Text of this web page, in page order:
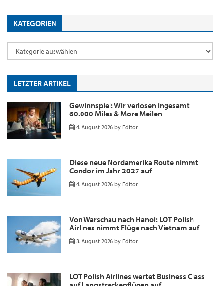
KATEGORIEN
LETZTER ARTIKEL
Gewinnspiel: Wir verlosen ingesamt
60.000 Miles & More Meilen
4. August 2026 by Editor
Diese neue Nordamerika Route nimmt
Condor im Jahr 2027 auf
4. August 2026 by Editor
Von Warschau nach Hanoi: LOT Polish
Airlines nimmt Flüge nach Vietnam auf
3. August 2026 by Editor
LOT Polish Airlines wertet Business Class